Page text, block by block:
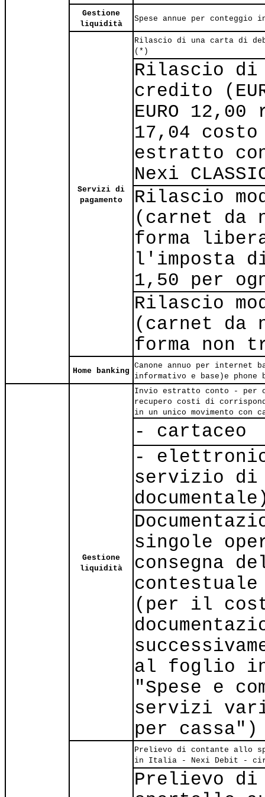
Gestione
liquidità
Spese annue per conteggio
Servizi di
pagamento
Rilascio di una carta di
(*)
Rilascio di
credito
EURO 12,00
17,04
estratto
Nexi
Rilascio
(carnet da
forma
l'imposta
1,50 per
Rilascio
(carnet da
forma non
Home banking
Canone annuo per internet
informativo e base)e phone
Gestione
liquidità
Invio estratto conto - per
recupero costi di
in un unico movimento con
- cartaceo
-
servizio di
singole
consegna
(per il
al foglio
"Spese e
servizi
per cassa")
Prelievo di contante allo
in Italia - Nexi Debit -
Prelievo